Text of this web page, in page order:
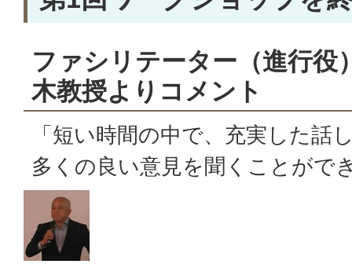
ファシリテーター（進行役
木教授よりコメント
「短い時間の中で、充実した話
多くの良い意見を聞くことがで